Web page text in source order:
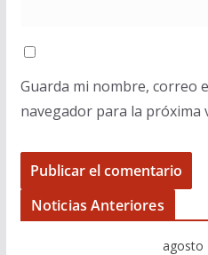
Guarda mi nombre, correo
navegador para la próxima
Noticias Anteriores
agosto